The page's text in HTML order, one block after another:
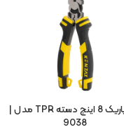
دم باریک 8 اینچ دسته TPR مدل |
9038